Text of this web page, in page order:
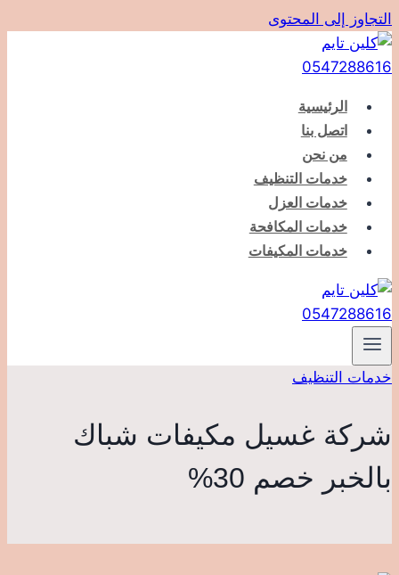
التجاوز إلى المحتوى
الرئيسية
اتصل بنا
من نحن
خدمات التنظيف
خدمات العزل
خدمات المكافحة
خدمات المكيفات
خدمات التنظيف
شركة غسيل مكيفات شباك
بالخبر خصم 30%